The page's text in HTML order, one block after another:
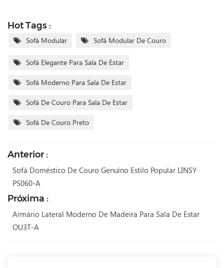
Hot Tags :
Sofá Modular Sofá Modular De Couro
Sofá Elegante Para Sala De Estar
Sofá Moderno Para Sala De Estar
Sofá De Couro Para Sala De Estar
Sofá De Couro Preto
Anterior :
Sofá Doméstico De Couro Genuíno Estilo Popular LINSY
PS060-A
Próxima :
Armário Lateral Moderno De Madeira Para Sala De Estar
OU3T-A